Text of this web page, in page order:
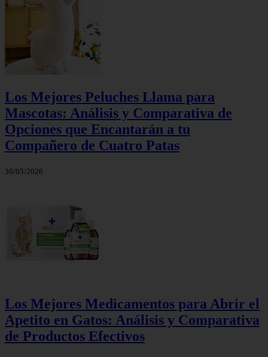
Los Mejores Peluches Llama para
Mascotas: Análisis y Comparativa de
Opciones que Encantarán a tu
Compañero de Cuatro Patas
30/05/2026
Los Mejores Medicamentos para Abrir el
Apetito en Gatos: Análisis y Comparativa
de Productos Efectivos